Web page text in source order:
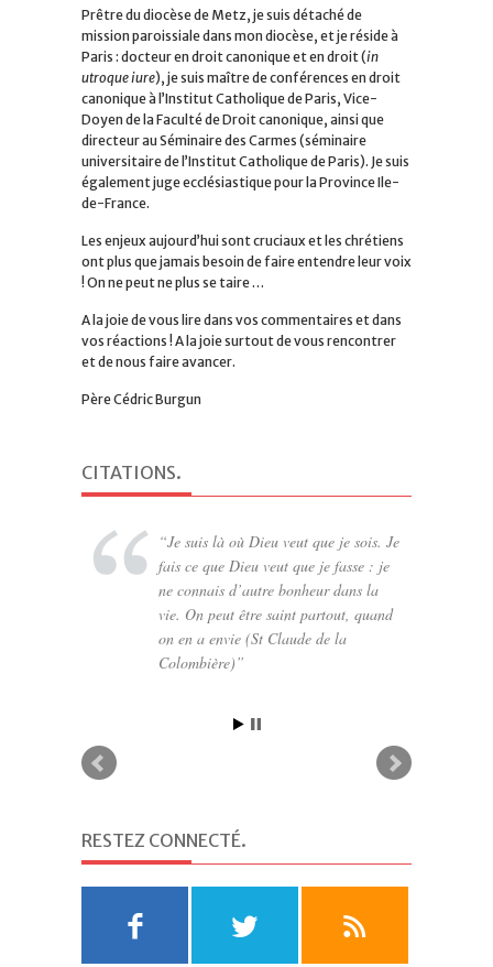
Prêtre du diocèse de Metz, je suis détaché de
mission paroissiale dans mon diocèse, et je réside à
Paris : docteur en droit canonique et en droit (in
utroque iure), je suis maître de conférences en droit
canonique à l’Institut Catholique de Paris, Vice-
Doyen de la Faculté de Droit canonique, ainsi que
directeur au Séminaire des Carmes (séminaire
universitaire de l’Institut Catholique de Paris). Je suis
également juge ecclésiastique pour la Province Ile-
de-France.
Les enjeux aujourd’hui sont cruciaux et les chrétiens
ont plus que jamais besoin de faire entendre leur voix
! On ne peut ne plus se taire …
A la joie de vous lire dans vos commentaires et dans
vos réactions ! A la joie surtout de vous rencontrer
et de nous faire avancer.
Père Cédric Burgun
CITATIONS.
Je suis là où Dieu veut que je sois. Je
fais ce que Dieu veut que je fasse : je
ne connais d’autre bonheur dans la
vie. On peut être saint partout, quand
on en a envie (St Claude de la
Colombière)
RESTEZ CONNECTÉ.